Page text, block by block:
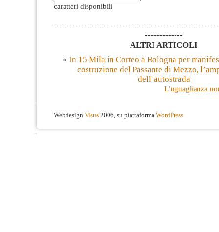
caratteri disponibili
-------------
ALTRI ARTICOLI
« ​In 15 Mila in Corteo a Bologna per
costruzione del Passante di Mezzo,
dell’autostrada
L’uguaglianza
Webdesign Visus 2006, su piattaforma WordPress